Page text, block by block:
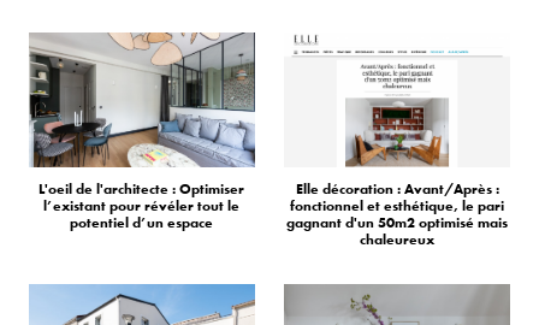
L'oeil de l'architecte : Optimiser
l’existant pour révéler tout le
potentiel d’un espace
Elle décoration : Avant/Après :
fonctionnel et esthétique, le pari
gagnant d'un 50m2 optimisé mais
chaleureux